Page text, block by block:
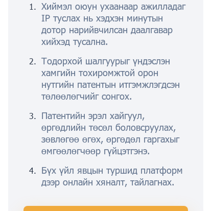
Хиймэл оюун ухаанаар ажилладаг
IP туслах нь хэдхэн минутын
дотор нарийвчилсан даалгавар
хийхэд тусална.
Тодорхой шалгуурыг үндэслэн
хамгийн тохиромжтой орон
нутгийн патентын итгэмжлэгдсэн
төлөөлөгчийг сонгох.
Патентийн эрэл хайгуул,
өргөдлийн төсөл боловсруулах,
зөвлөгөө өгөх, өргөдөл гаргахыг
өмгөөлөгчөөр гүйцэтгэнэ.
Бүх үйл явцын туршид платформ
дээр онлайн хяналт, тайлагнах.